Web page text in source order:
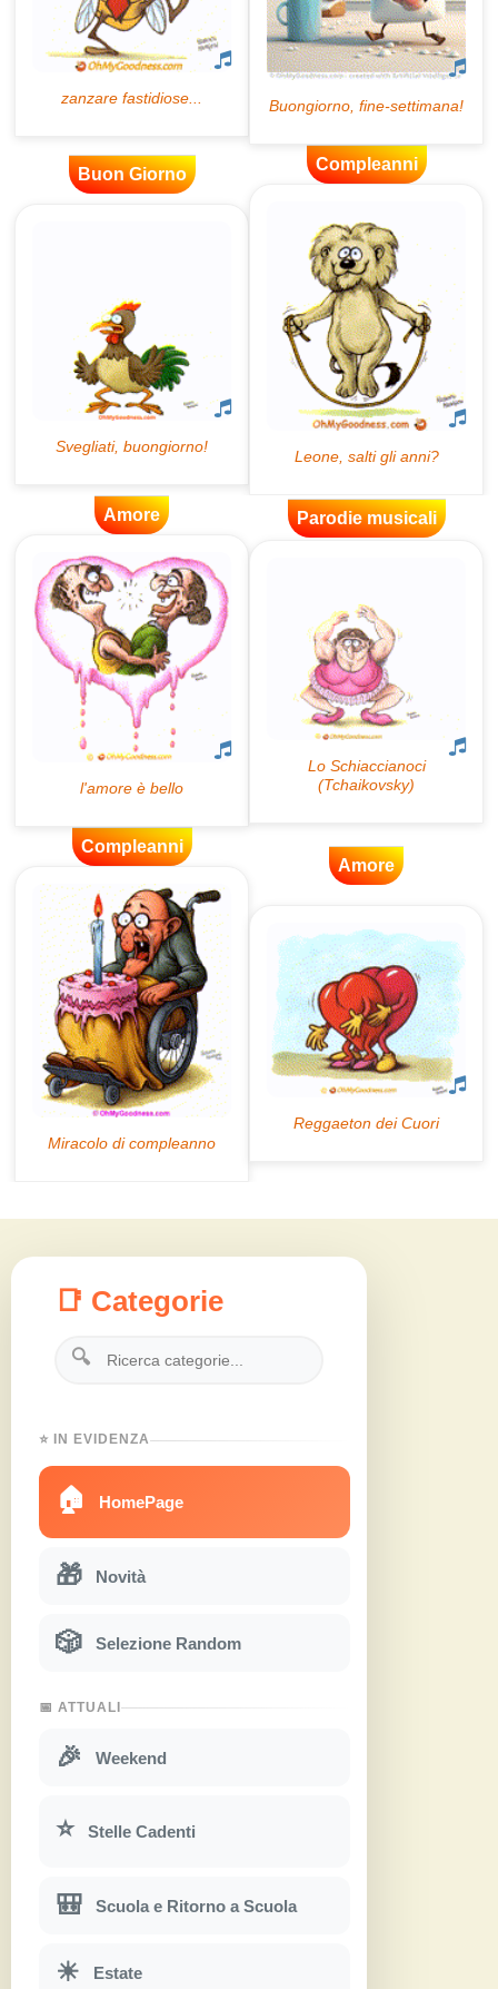
Buon Giorno
Compleanni
Amore Parodie musicali
Compleanni
Amore
📑 Categorie
🔍
⭐ IN EVIDENZA
🏠 HomePage
🎁 Novità
🎲 Selezione Random
📅 ATTUALI
🎉 Weekend
⭐ Stelle Cadenti
🎒 Scuola e Ritorno a Scuola
☀ Estate